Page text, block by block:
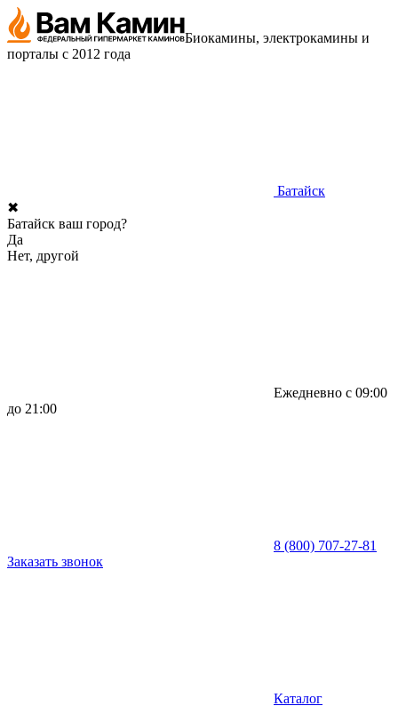
Биокамины, электрокамины и
порталы с 2012 года
Батайск
✖
Батайск ваш город?
Да
Нет, другой
Ежедневно с 09:00
до 21:00
8 (800) 707-27-81
Заказать звонок
Каталог